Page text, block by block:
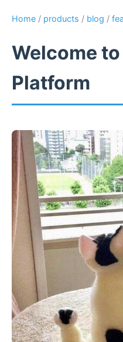
Home / products / blog /
Welcome
Platform